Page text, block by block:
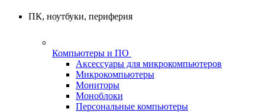
ПК, ноутбуки, периферия
Компьютеры и ПО
Аксессуары для микрокомпьютеров
Микрокомпьютеры
Мониторы
Моноблоки
Персональные компьютеры